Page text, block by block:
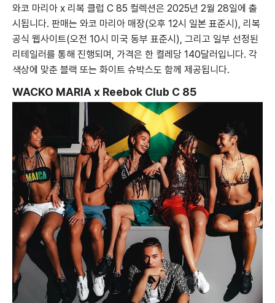
와코 마리아 x 리복 클럽 C 85 컬렉션은 2025년 2월 28일에 출
시됩니다. 판매는 와코 마리아 매장(오후 12시 일본 표준시), 리복
공식 웹사이트(오전 10시 미국 동부 표준시), 그리고 일부 선정된
리테일러를 통해 진행되며, 가격은 한 켤레당 140달러입니다. 각
색상에 맞춘 블랙 또는 화이트 슈박스도 함께 제공됩니다.
WACKO MARIA x Reebok Club C 85